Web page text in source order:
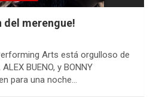
del merengue!
Arts está orgulloso de
BUENO, y BONNY
para una noche…